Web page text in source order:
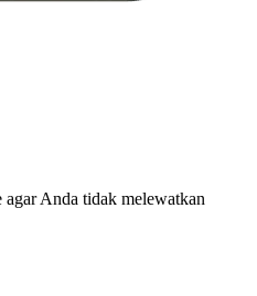
agar Anda tidak melewatkan